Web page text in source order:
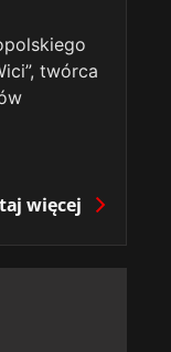
twórca
więcej